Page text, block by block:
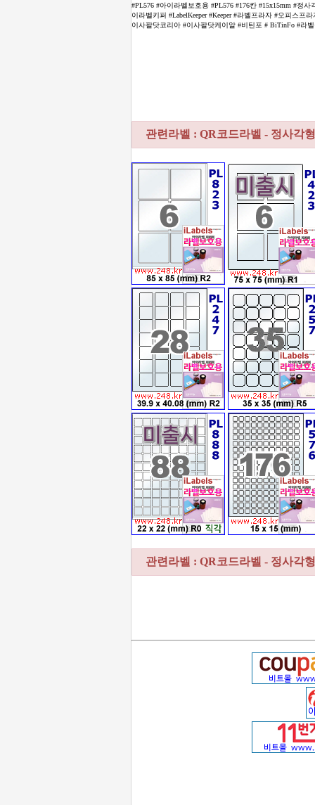
#PL576 #아이라벨보호용 #PL576 #176칸 #15x15mm #정
이라벨키퍼 #LabelKeeper #Keeper #라벨프라자 #오피스
이사팔닷코리아 #이사팔닷케이알 #비틴포 # BiTinFo #라
관련라벨 : QR코드라벨 - 정사각형
관련라벨 : QR코드라벨 - 정사각형